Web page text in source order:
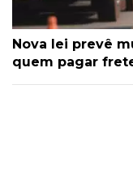
Nova lei prevê
quem pagar